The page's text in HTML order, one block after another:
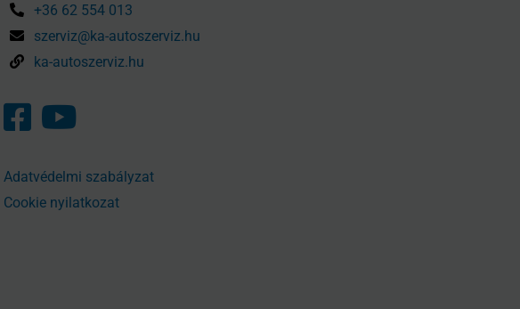
+36 62 554 013
szerviz@ka-autoszerviz.hu
ka-autoszerviz.hu
Adatvédelmi szabályzat
Cookie nyilatkozat